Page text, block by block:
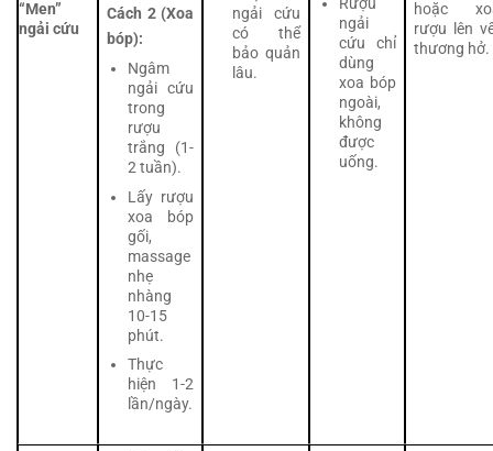
“Men”
ngải cứu
Cách 2 (Xoa
bóp):
Ngâm
ngải cứu
trong
rượu
trắng (1-
2 tuần).
Lấy rượu
xoa bóp
gối,
massage
nhẹ
nhàng
10-15
phút.
Thực
hiện 1-2
lần/ngày.
ngải cứu
có thể
bảo quản
lâu.
Rượu
ngải
cứu chỉ
dùng
xoa bóp
ngoài,
không
được
uống.
hoặc
rượu lên
thương hở.